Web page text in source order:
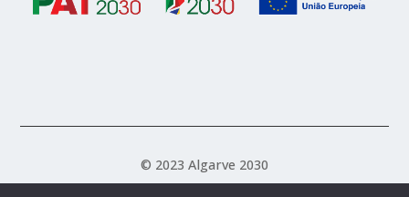
© 2023 Algarve 2030